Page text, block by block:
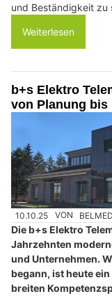
und Beständigkeit zu
Weiterlesen
b+s Elektro
von Planung bis
10.10.25 VON
Die b+s Elektro
Jahrzehnten
und Unternehmen.
begann, ist heute
breiten